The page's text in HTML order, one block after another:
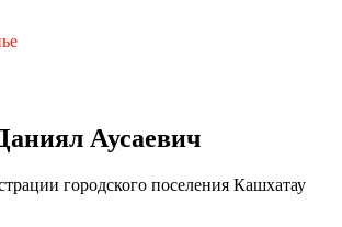
Аусаевич
городского поселения Кашхатау